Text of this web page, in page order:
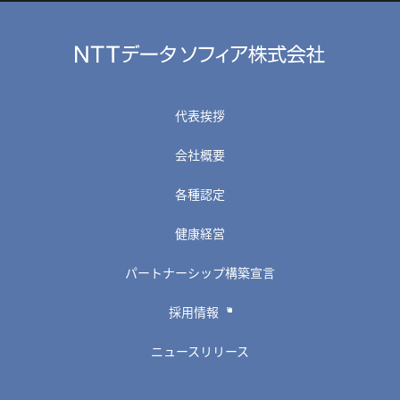
代表挨拶
会社概要
各種認定
健康経営
パートナーシップ構築宣言
採用情報
ニュースリリース